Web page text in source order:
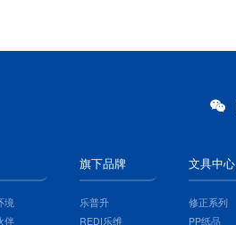
境
伴
旗下品牌
乐普升
REDI乐维
文具中心
修正系列
PP纸品